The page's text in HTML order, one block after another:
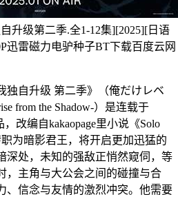
升级第二季.全1-12集][2025][日语
迅雷磁力电驴种子BT下载百度云网
独自升级 第二季》（俺だけレベ
from the Shadow-）是连载于
改编自kakaopage里小说《Solo
为暗影君王，将开启更加迅猛的
深处，未知的强敌正悄然窥伺，等
，主角与大公会之间的碰撞与合
、信念与友情的激烈冲突。他需要